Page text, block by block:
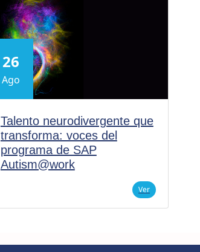
26
Ago
Talento neurodivergente que
transforma: voces del
programa de SAP
Autism@work
Ver